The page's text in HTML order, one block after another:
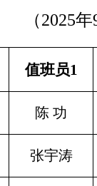
（2025年
值班员1
陈 功
张宇涛